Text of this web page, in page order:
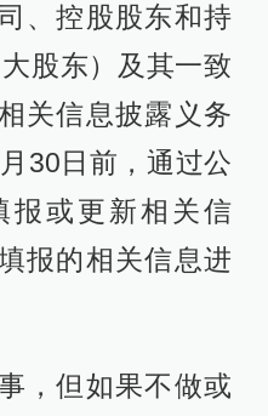
、控股股东和持
股东）及其一致
关信息披露义务
30日前，通过公
报或更新相关信
报的相关信息进
，但如果不做或